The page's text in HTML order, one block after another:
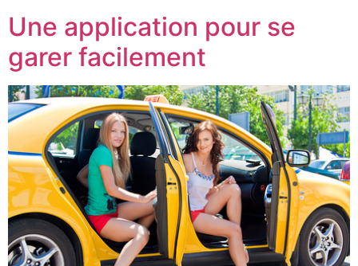
Une application pour se
garer facilement